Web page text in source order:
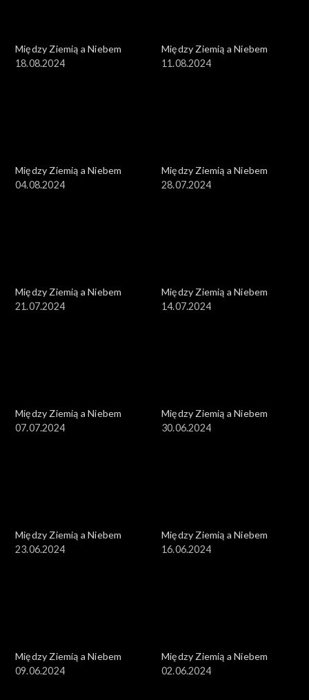
Między Ziemią a Niebem
18.08.2024
Między Ziemią a Niebem
11.08.2024
Między Ziemią a Niebem
04.08.2024
Między Ziemią a Niebem
28.07.2024
Między Ziemią a Niebem
21.07.2024
Między Ziemią a Niebem
14.07.2024
Między Ziemią a Niebem
07.07.2024
Między Ziemią a Niebem
30.06.2024
Między Ziemią a Niebem
23.06.2024
Między Ziemią a Niebem
16.06.2024
Między Ziemią a Niebem
09.06.2024
Między Ziemią a Niebem
02.06.2024